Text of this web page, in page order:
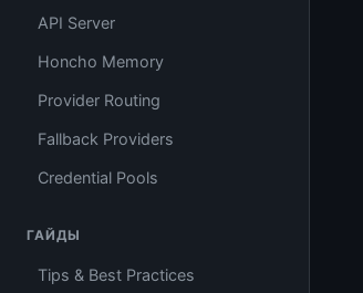
API Server
Honcho Memory
Provider Routing
Fallback Providers
Credential Pools
ГАЙДЫ
Tips & Best Practices